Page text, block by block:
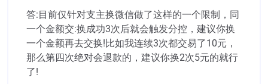
答:目前仅针对支主换微信做了这样的一个限制，同
一个金额交:换成功3次后就会触发分控，建议你换
一个金额再去交换!比如我连续3次都交易了10元，
那么第四次绝对会退款的，建议你换2次5元的就行
了!